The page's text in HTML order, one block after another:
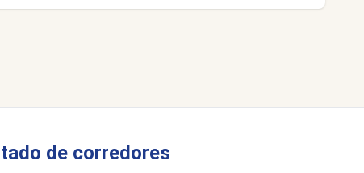
de corredores